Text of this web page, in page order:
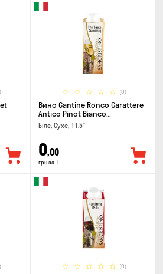
(0)
Вино Cantine Ronco Carattere
Antico Pinot Bianco
Chardonnay Rubicone IGT 0.25л
Біле, Сухе, 11.5°
0,00
грн за 1
(0)